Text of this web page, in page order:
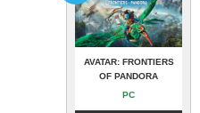
AVATAR: FRONTIERS
OF PANDORA
PC